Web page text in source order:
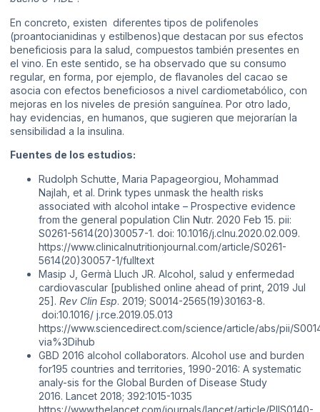
En concreto, existen diferentes tipos de polifenoles
(proantocianidinas y estilbenos)que destacan por sus efectos
beneficiosis para la salud, compuestos también presentes en
el vino. En este sentido, se ha observado que su consumo
regular, en forma, por ejemplo, de flavanoles del cacao se
asocia con efectos beneficiosos a nivel cardiometabólico, con
mejoras en los niveles de presión sanguínea. Por otro lado,
hay evidencias, en humanos, que sugieren que mejorarían la
sensibilidad a la insulina.
Fuentes de los estudios:
Rudolph Schutte, Maria Papageorgiou, Mohammad
Najlah, et al. Drink types unmask the health risks
associated with alcohol intake – Prospective evidence
from the general population Clin Nutr. 2020 Feb 15. pii:
S0261-5614(20)30057-1. doi: 10.1016/j.clnu.2020.02.009.
https://www.clinicalnutritionjournal.com/article/S0261-
5614(20)30057-1/fulltext
Masip J, Germà Lluch JR. Alcohol, salud y enfermedad
cardiovascular [published online ahead of print, 2019 Jul
25]. Rev Clin Esp. 2019; S0014-2565(19)30163-8.
doi:10.1016/ j.rce.2019.05.013
https://www.sciencedirect.com/science/article/abs/pii/
via%3Dihub
GBD 2016 alcohol collaborators. Alcohol use and burden
for195 countries and territories, 1990-2016: A systematic
analy-sis for the Global Burden of Disease Study
2016. Lancet 2018; 392:1015-1035
https://www.thelancet.com/journals/lancet/article/PIIS0140-